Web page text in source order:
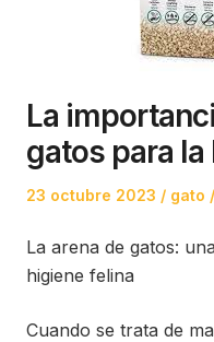
La
gatos para
Posted
23 octubre 2023 gato
La arena de gatos:
higiene felina
Cuando se trata de